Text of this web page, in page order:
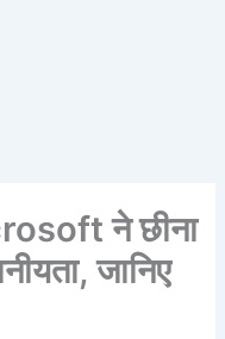
ने छीना
जानिए